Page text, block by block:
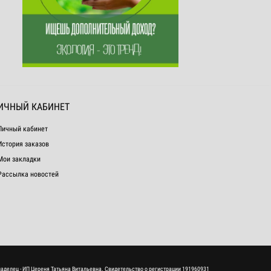
КАБИНЕТ
кабинет
заказов
закладки
новостей
- ИП Цереня Татьяна Витальевна. Свидетельство о регистрации 191960931